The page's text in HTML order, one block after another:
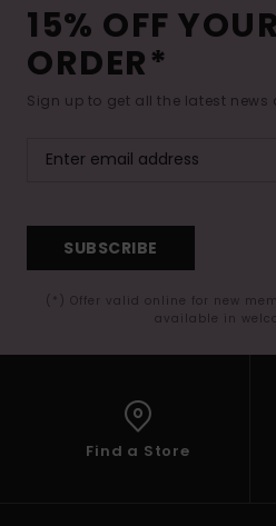
15% OFF
ORDER*
Sign up to get all the latest news
SUBSCRIBE
(*) Offer valid online for new
available in
Find a Store